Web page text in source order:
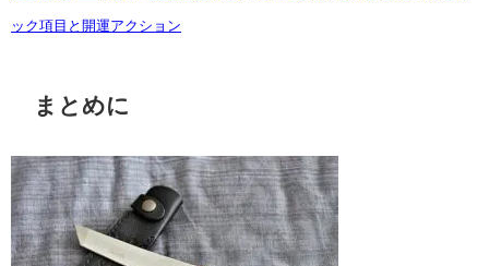
ック項目と開運アクション
まとめに